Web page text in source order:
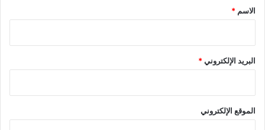
*
الاسم *
البريد الإلكتروني*
الموقع الإلكتروني